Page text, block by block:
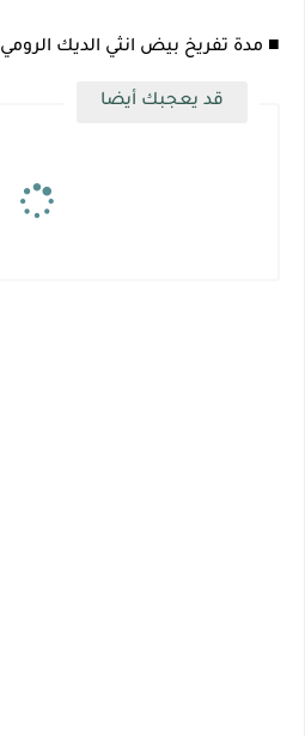
■ مدة تفريخ بيض انثي الديك الرومي 28 يوما.
قد يعجبك أيضا